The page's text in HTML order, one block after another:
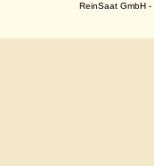
ReinSaat GmbH